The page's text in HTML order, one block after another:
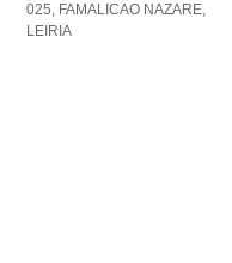
025, FAMALICAO NAZARE,
LEIRIA